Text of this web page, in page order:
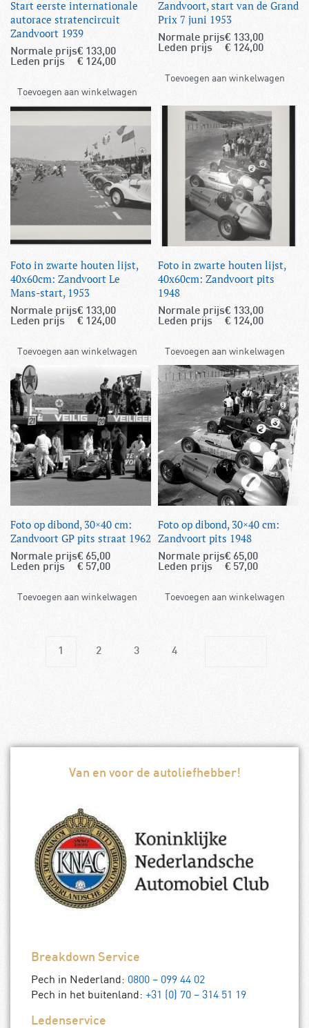
Start eerste internationale
autorace stratencircuit
Zandvoort 1939
Normale prijs€ 133,00
Leden prijs
€ 124,00
Toevoegen aan winkelwagen
Zandvoort, start van de Grand
Prix 7 juni 1953
Normale prijs€ 133,00
Leden prijs
€ 124,00
Toevoegen aan winkelwagen
Foto in zwarte houten lijst,
40x60cm: Zandvoort Le
Mans-start, 1953
Normale prijs€ 133,00
Leden prijs
€ 124,00
Toevoegen aan winkelwagen
Foto in zwarte houten lijst,
40x60cm: Zandvoort pits
1948
Normale prijs€ 133,00
Leden prijs
€ 124,00
Toevoegen aan winkelwagen
Foto op dibond, 30×40 cm:
Zandvoort GP pits straat 1962
Normale prijs€ 65,00
Leden prijs
€ 57,00
Toevoegen aan winkelwagen
Foto op dibond, 30×40 cm:
Zandvoort pits 1948
Normale prijs€ 65,00
Leden prijs
€ 57,00
Toevoegen aan winkelwagen
1 2 3 4
Van en voor de autoliefhebber!
Breakdown Service
Pech in Nederland: 0800 – 099 44 02
Pech in het buitenland: +31 (0) 70 – 314 51 19
Ledenservice